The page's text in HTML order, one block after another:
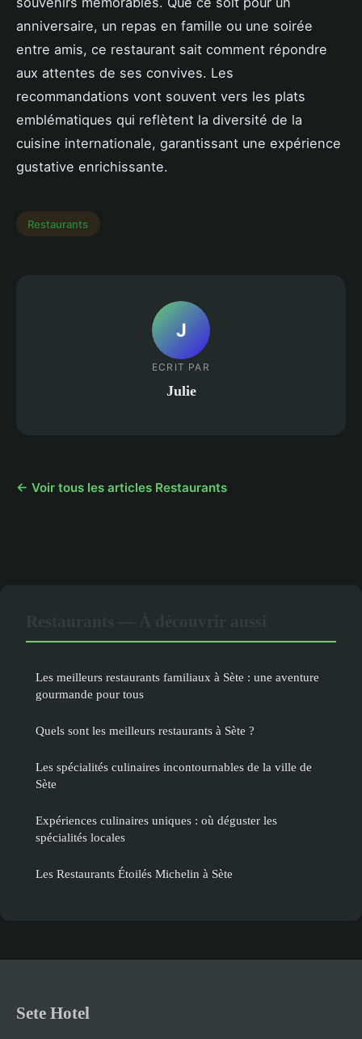
anniversaire, un repas en famille ou une soirée
entre amis, ce restaurant sait comment répondre
aux attentes de ses convives. Les
recommandations vont souvent vers les plats
emblématiques qui reflètent la diversité de la
cuisine internationale, garantissant une expérience
gustative enrichissante.
Restaurants
J
ECRIT PAR
Julie
← Voir tous les articles Restaurants
Les meilleurs restaurants familiaux à Sète : une aventure
gourmande pour tous
Quels sont les meilleurs restaurants à Sète ?
Les spécialités culinaires incontournables de la ville de
Sète
Expériences culinaires uniques : où déguster les
spécialités locales
Les Restaurants Étoilés Michelin à Sète
Sete Hotel